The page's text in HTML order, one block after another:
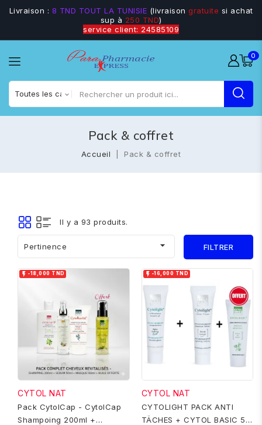
Livraison : 8 TND TOUT LA TUNISIE (livraison gratuite si achat
sup à 250 TND)
service client: 24585109
0
Pack & coffret
Accueil Pack & coffret
Il y a 93 produits.
Pertinence  FILTRER
 -18,000 TND
CYTOL NAT
Pack CytolCap - CytolCap
Shampoing 200ml +
 -16,000 TND
CYTOL NAT
CYTOLIGHT PACK ANTI
TÄCHES + CYTOL BASIC 50